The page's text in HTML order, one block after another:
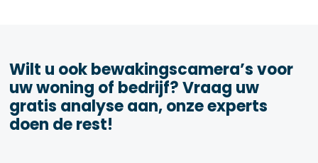
Wilt u ook bewakingscamera’s voor
uw woning of bedrijf? Vraag uw
gratis analyse aan, onze experts
doen de rest!